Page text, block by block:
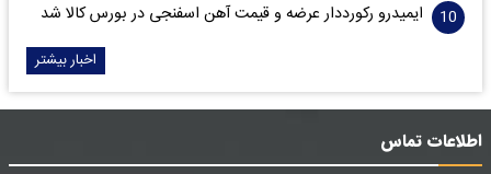
ایمیدرو رکورددار عرضه و قیمت آهن اسفنجی در بورس کالا شد
اخبار بیشتر
اطلاعات تماس